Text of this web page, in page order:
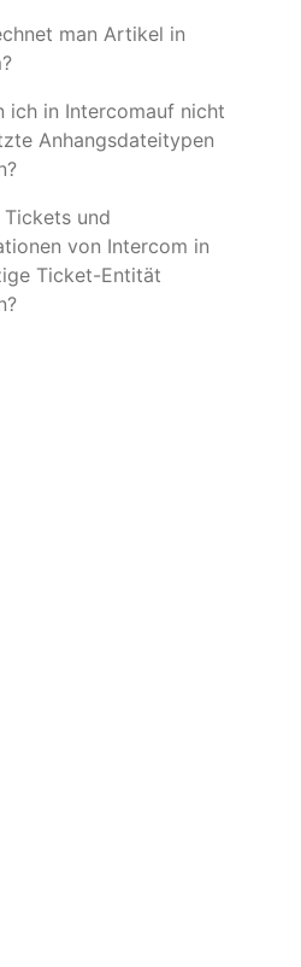
man Artikel in
ich in Intercomauf nicht
Anhangsdateitypen
Tickets und
von Intercom in
Ticket-Entität